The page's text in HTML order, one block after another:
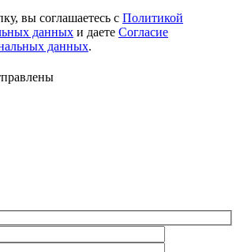
вы соглашаетесь с Политикой
данных и даете Согласие
данных.